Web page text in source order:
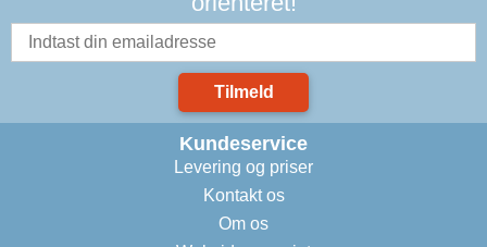
Tilmeld
Kundeservice
Levering og priser
Kontakt os
Om os